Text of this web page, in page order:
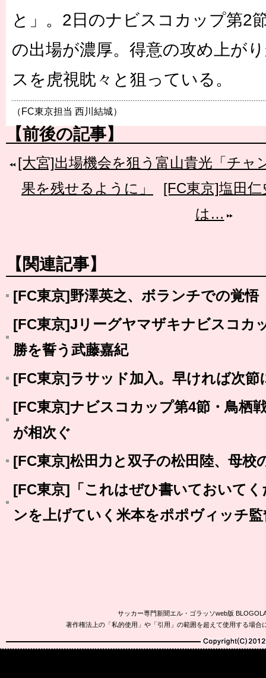
と」。2日のナビスコカップ第2
の出場が濃厚。得意の攻め上が
スを虎視眈々と狙っている。
（FC東京担当 西川結城）
【前後の記事】
[大宮]出場機会を狙う富山貴光「チャ
果を残せるように」
[FC東京]塩田
は…
【関連記事】
[FC東京]野澤英之、ボランチでの覚悟
[FC東京]Jリーグヤマザキナビスコカ
勝を誓う武藤嘉紀
[FC東京]ラサッド加入。早ければ次
[FC東京]ナビスコカップ第4節・鳥栖
が相次ぐ
[FC東京]松田力と双子の松田陸、母校
[FC東京]「これはぜひ書いておいて
ンを上げていく米本をポポヴィッチ
サッカー専門新聞エル・ゴラッソweb版
著作権法上の「私的使用」や「引用」の範囲を超えて使用する場
Copyright(C)2010-